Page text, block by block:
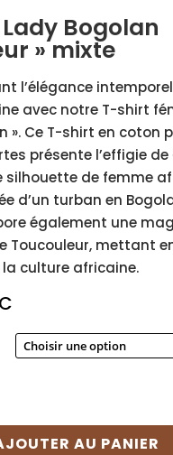
Bogolan
» mixte
l’élégance
avec notre T-shirt
». Ce T-shirt en coton
présente l’effigie de
silhouette de femme
d’un turban en
également une
Toucouleur, mettant
culture africaine.
AU PANIER